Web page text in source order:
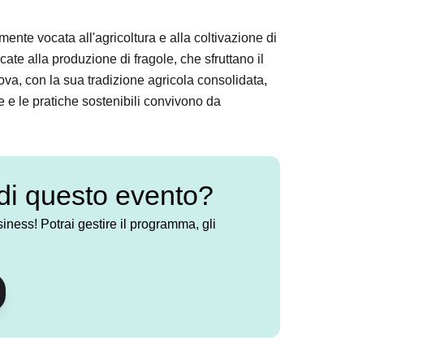
vocata all'agricoltura e alla coltivazione di
alla produzione di fragole, che sfruttano il
con la sua tradizione agricola consolidata,
e le pratiche sostenibili convivono da
questo evento?
Potrai gestire il programma, gli